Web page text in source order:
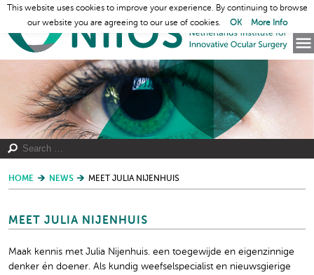
HOME NEWS MEET JULIA NIJENHUIS
MEET JULIA NIJENHUIS
Maak kennis met Julia Nijenhuis. een toegewijde en eigenzinnige
denker én doener. Als kundig weefselspecialist en nieuwsgierige
This website uses cookies to improve your experience. By continuing to browse
our website you are agreeing to our use of cookies.
OK More Info